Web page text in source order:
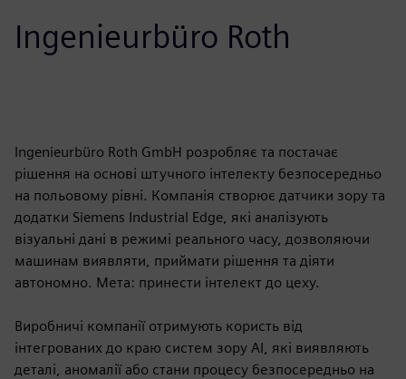
Ingenieurbüro Roth
Ingenieurbüro Roth GmbH розробляє та постачає
рішення на основі штучного інтелекту безпосередньо
на польовому рівні. Компанія створює датчики зору та
додатки Siemens Industrial Edge, які аналізують
візуальні дані в режимі реального часу, дозволяючи
машинам виявляти, приймати рішення та діяти
автономно. Мета: принести інтелект до цеху.
Виробничі компанії отримують користь від
інтегрованих до краю систем зору AI, які виявляють
деталі, аномалії або стани процесу безпосередньо на